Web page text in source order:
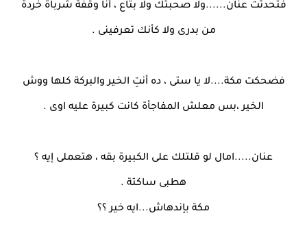
فتحدثت عنان......ولا صحبتك ولا بتاع ، أنا وقفة شرباة خردة
من بدرى ولا كأنك تعرفينى .
فضحكت مكة....لا يا ستى ، ده أنتِ الخير والبركة كلها ووش
الخير ،بس معلش المفاجأة كانت كبيرة عليه اوى .
عنان.....امال لو قلتلك على الكبيرة بقه ، هتعملى إيه ؟
هطبى ساكتة .
مكة بإندهاش...ايه خير ؟؟